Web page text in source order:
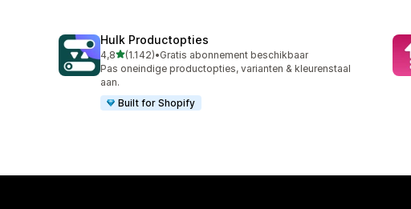
Hulk Productopties
4,8van 5 sterren
(1.142)
1142 recensies in totaal
•Gratis abonnement beschikbaar
Pas oneindige productopties, varianten & kleurenstaal
aan.
Built for Shopify